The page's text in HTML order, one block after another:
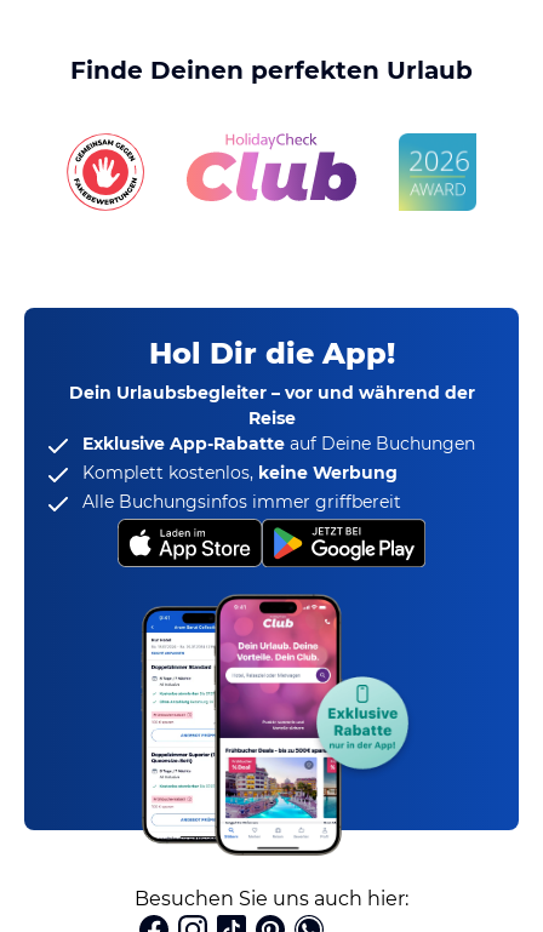
Finde Deinen perfekten Urlaub
Hol Dir die App!
Dein Urlaubsbegleiter – vor und während der
Reise
Exklusive App-Rabatte auf Deine Buchungen
Komplett kostenlos, keine Werbung
Alle Buchungsinfos immer griffbereit
Besuchen Sie uns auch hier: